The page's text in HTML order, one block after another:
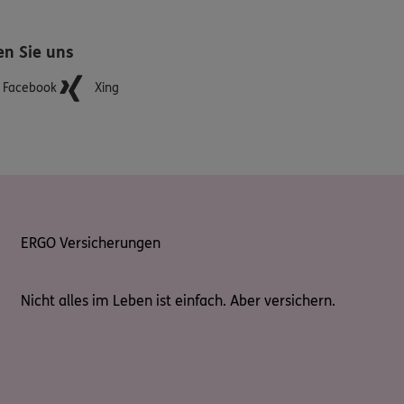
Sie uns
Facebook Xing
ERGO Versicherungen
Nicht alles im Leben ist einfach. Aber versichern.